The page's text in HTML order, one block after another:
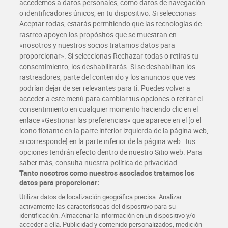
Envío gratis por compras superiores a 100€
Envío estandar por 4,99€
Glovo y Uber Eats
Solicita tu factura de Glovo o Uber Eats
Únete al CLUB Dia
Disfruta las ventajas y ofertas exclusivas.
Descárgate la APP Dia
Folletos y Tiendas
Descubre las mejores ofertas y busca tu tienda más cercana
Tarjeta MaX Dia
Te devuelve hasta 8€/mes de tus compras.
¡Solicita tu tarjeta de crédito aquí!
COMER MEJOR CADA DIA
accedemos a datos personales, como datos de navegación
o identificadores únicos, en tu dispositivo. Si seleccionas
Aceptar todas, estarás permitiendo que las tecnologías de
rastreo apoyen los propósitos que se muestran en
«nosotros y nuestros socios tratamos datos para
proporcionar». Si seleccionas Rechazar todas o retiras tu
consentimiento, los deshabilitarás. Si se deshabilitan los
rastreadores, parte del contenido y los anuncios que ves
podrían dejar de ser relevantes para ti. Puedes volver a
acceder a este menú para cambiar tus opciones o retirar el
consentimiento en cualquier momento haciendo clic en el
enlace «Gestionar las preferencias» que aparece en el [o el
ícono flotante en la parte inferior izquierda de la página web,
si corresponde] en la parte inferior de la página web. Tus
opciones tendrán efecto dentro de nuestro Sitio web. Para
saber más, consulta nuestra política de privacidad.
Tanto nosotros como nuestros asociados tratamos los
datos para proporcionar:
Utilizar datos de localización geográfica precisa. Analizar
activamente las características del dispositivo para su
identificación. Almacenar la información en un dispositivo y/o
acceder a ella. Publicidad y contenido personalizados, medición